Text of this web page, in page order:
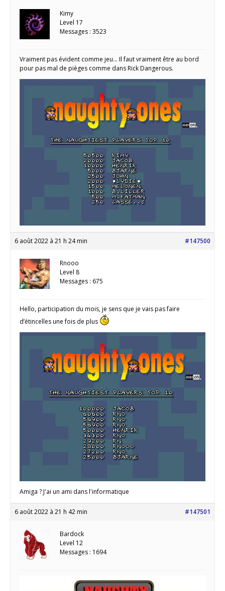
Kimy
Level 17
Messages : 3523
Vraiment pas évident comme jeu… Il faut vraiment être au bord
pour pas mal de pièges comme dans Rick Dangerous.
6 août 2022 à 21 h 24 min #147500
Rnooo
Level 8
Messages : 675
Hello, participation du mois, je sens que je vais pas faire
d’étincelles une fois de plus
Amiga ? J'ai un ami dans l'informatique
6 août 2022 à 21 h 42 min #147501
Bardock
Level 12
Messages : 1694